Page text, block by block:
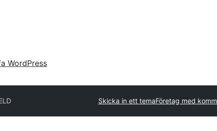
WordPress
Skicka in ett temaFöretag med